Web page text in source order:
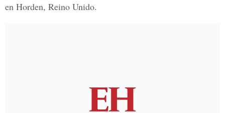
en Horden, Reino Unido.